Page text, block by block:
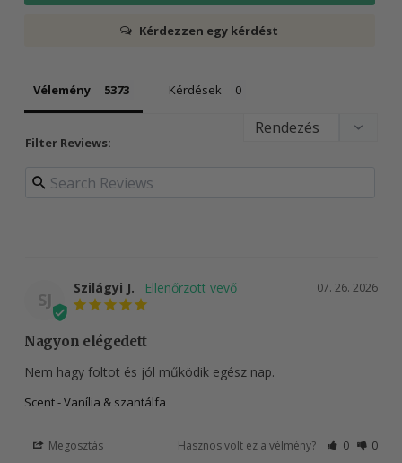
Kérdezzen egy kérdést
Vélemény Kérdések
Filter Reviews:
SJ
07. 26. 2026
Szilágyi J.
Nagyon elégedett
Nem hagy foltot és jól működik egész nap.
Scent - Vanília & szantálfa
Megosztás Hasznos volt ez a vélmény? 0 0